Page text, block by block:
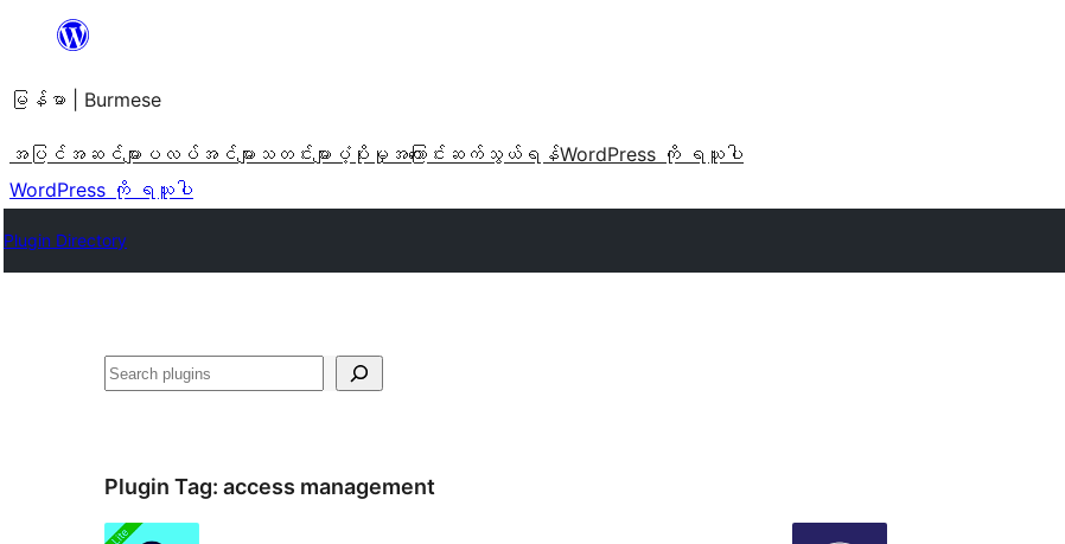
အကြောင်းအရာ
ကျော်သွား
ရန်
မြန်မာ | Burmese
အပြင်အဆင်များ ပလပ်အင်များ သတင်းများ ပံ့ပိုးမှု အကြောင်း ဆက်သွယ်ရန်WordPress ကို ရယူပါ
WordPress ကို ရယူပါ
Plugin Directory
ရှာ
Plugin Tag: access management